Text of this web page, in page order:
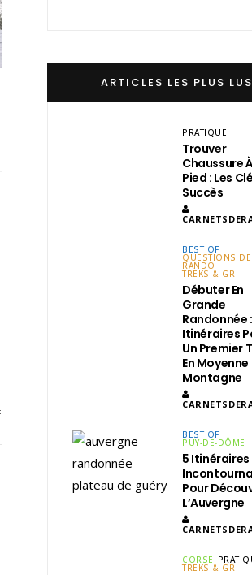
ARTICLES LES PLUS LUS
PRATIQUE
Trouver
Chaussure
Pied : Les
Succès
BEST OF
QUESTIONS DE
RANDO
TREKS & GR
Débuter En
Grande
Randonnée
Itinéraires
Un Premier
En Moyenne
Montagne
BEST OF
PUY-DE-DÔME
5 Itinéraires
Pour
L’Auvergne
CORSE
TREKS & GR